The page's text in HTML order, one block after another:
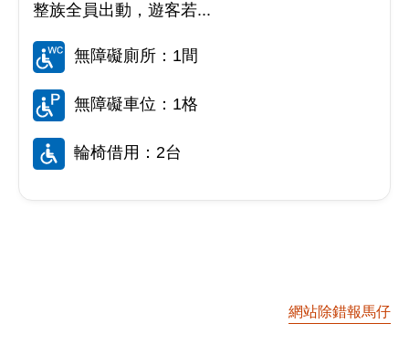
整族全員出動，遊客若...
無障礙廁所：1間
無障礙車位：1格
輪椅借用：2台
網站除錯報馬仔